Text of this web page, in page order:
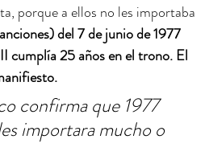
porque a ellos no les importaba
del 7 de junio de 1977
cumplía 25 años en el trono. El
confirma que 1977
importara mucho o